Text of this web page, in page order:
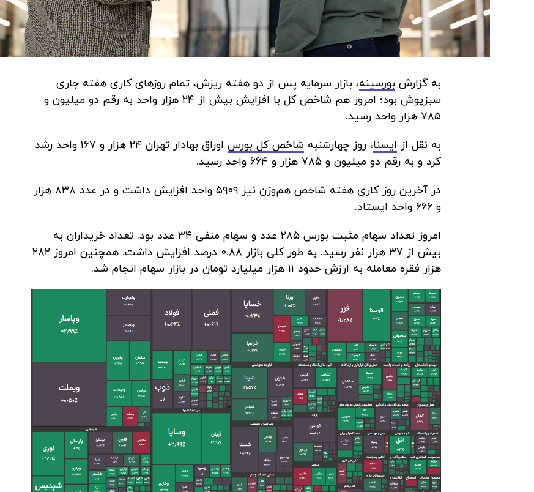
به گزارش بورسینه، بازار سرمایه پس از دو هفته ریزش، تمام روزهای کاری هفته جاری
سبزپوش بود؛ امروز هم شاخص کل با افزایش بیش از ۲۴ هزار واحد به رقم دو میلیون و
۷۸۵ هزار واحد رسید.
به نقل از ایسنا، روز چهارشنبه شاخص کل بورس
اوراق بهادار تهران ۲۴ هزار و ۱۶۷ واحد رشد
کرد و به رقم دو میلیون و ۷۸۵ هزار و ۶۶۴ واحد رسید.
در آخرین روز کاری هفته شاخص هم‌وزن نیز ۵۹۰۹ واحد افزایش داشت و در عدد ۸۳۸ هزار
و ۶۶۶ واحد ایستاد.
امروز تعداد سهام مثبت بورس ۲۸۵ عدد و سهام منفی ۳۴ عدد بود. تعداد خریداران به
بیش از ۳۷ هزار نفر رسید. به طور کلی بازار ۰.۸۸ درصد افزایش داشت. همچنین امروز ۲۸۲
هزار فقره معامله به ارزش حدود ۱۱ هزار میلیارد تومان در بازار سهام انجام شد.